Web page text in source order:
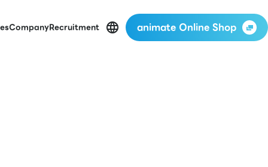
CompanyRecruitment animate Online Shop